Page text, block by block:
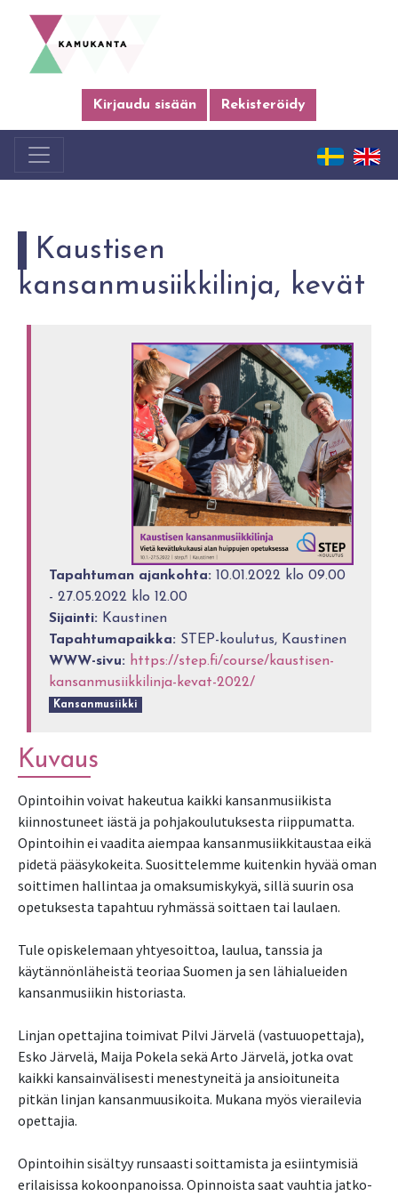
Kirjaudu sisään Rekisteröidy
Kaustisen
kansanmusiikkilinja, kevät
Tapahtuman ajankohta: 10.01.2022 klo 09.00
- 27.05.2022 klo 12.00
Sijainti: Kaustinen
Tapahtumapaikka: STEP-koulutus, Kaustinen
WWW-sivu: https://step.fi/course/kaustisen-
kansanmusiikkilinja-kevat-2022/
Kansanmusiikki
Kuvaus
Opintoihin voivat hakeutua kaikki kansanmusiikista
kiinnostuneet iästä ja pohjakoulutuksesta riippumatta.
Opintoihin ei vaadita aiempaa kansanmusiikkitaustaa eikä
pidetä pääsykokeita. Suosittelemme kuitenkin hyvää oman
soittimen hallintaa ja omaksumiskykyä, sillä suurin osa
opetuksesta tapahtuu ryhmässä soittaen tai laulaen.
Tule opiskelemaan yhtyesoittoa, laulua, tanssia ja
käytännönläheistä teoriaa Suomen ja sen lähialueiden
kansanmusiikin historiasta.
Linjan opettajina toimivat Pilvi Järvelä (vastuuopettaja),
Esko Järvelä, Maija Pokela sekä Arto Järvelä, jotka ovat
kaikki kansainvälisesti menestyneitä ja ansioituneita
pitkän linjan kansanmuusikoita. Mukana myös vierailevia
opettajia.
Opintoihin sisältyy runsaasti soittamista ja esiintymisiä
erilaisissa kokoonpanoissa. Opinnoista saat vauhtia jatko-